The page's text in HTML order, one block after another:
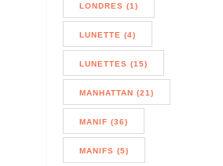
LONDRES (1)
LUNETTE (4)
LUNETTES (15)
MANHATTAN (21)
MANIF (36)
MANIFS (5)